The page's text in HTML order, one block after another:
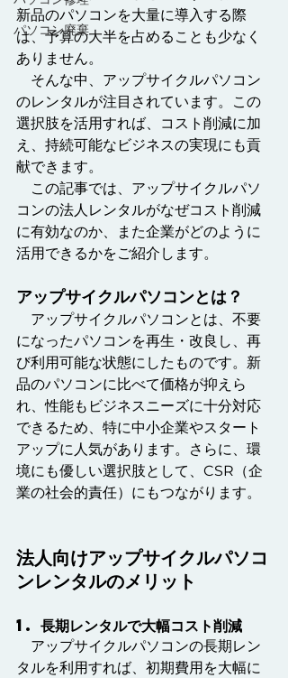
パソコン廃棄
新品のパソコンを大量に導入する際
は、予算の大半を占めることも少なく
ありません。
そんな中、アップサイクルパソコン
のレンタルが注目されています。この
選択肢を活用すれば、
コスト削減に加
え、持続可能なビジネスの実現にも貢
献できます。
この記事では、アップサイクルパソ
コンの法人レンタルがなぜコスト削減
に有効なのか、また企業がどのように
活用できるかをご紹介します。
アップサイクルパソコンとは？
アップサイクルパソコンとは、不要
になったパソコンを再生・改良し、再
び利用可能な状態にしたものです。新
品のパソコンに比べて価格が抑えら
れ、性能もビジネスニーズに十分対応
できるため、特に中小企業やスタート
アップに人気があります。さらに、環
境にも優しい選択肢として、CSR（企
業の社会的責任）にもつながります。
法人向けアップサイクルパソコ
ンレンタルのメリット
1. 長期レンタルで大幅コスト削減
アップサイクルパソコンの長期レン
タルを利用すれば、初期費用を大幅に